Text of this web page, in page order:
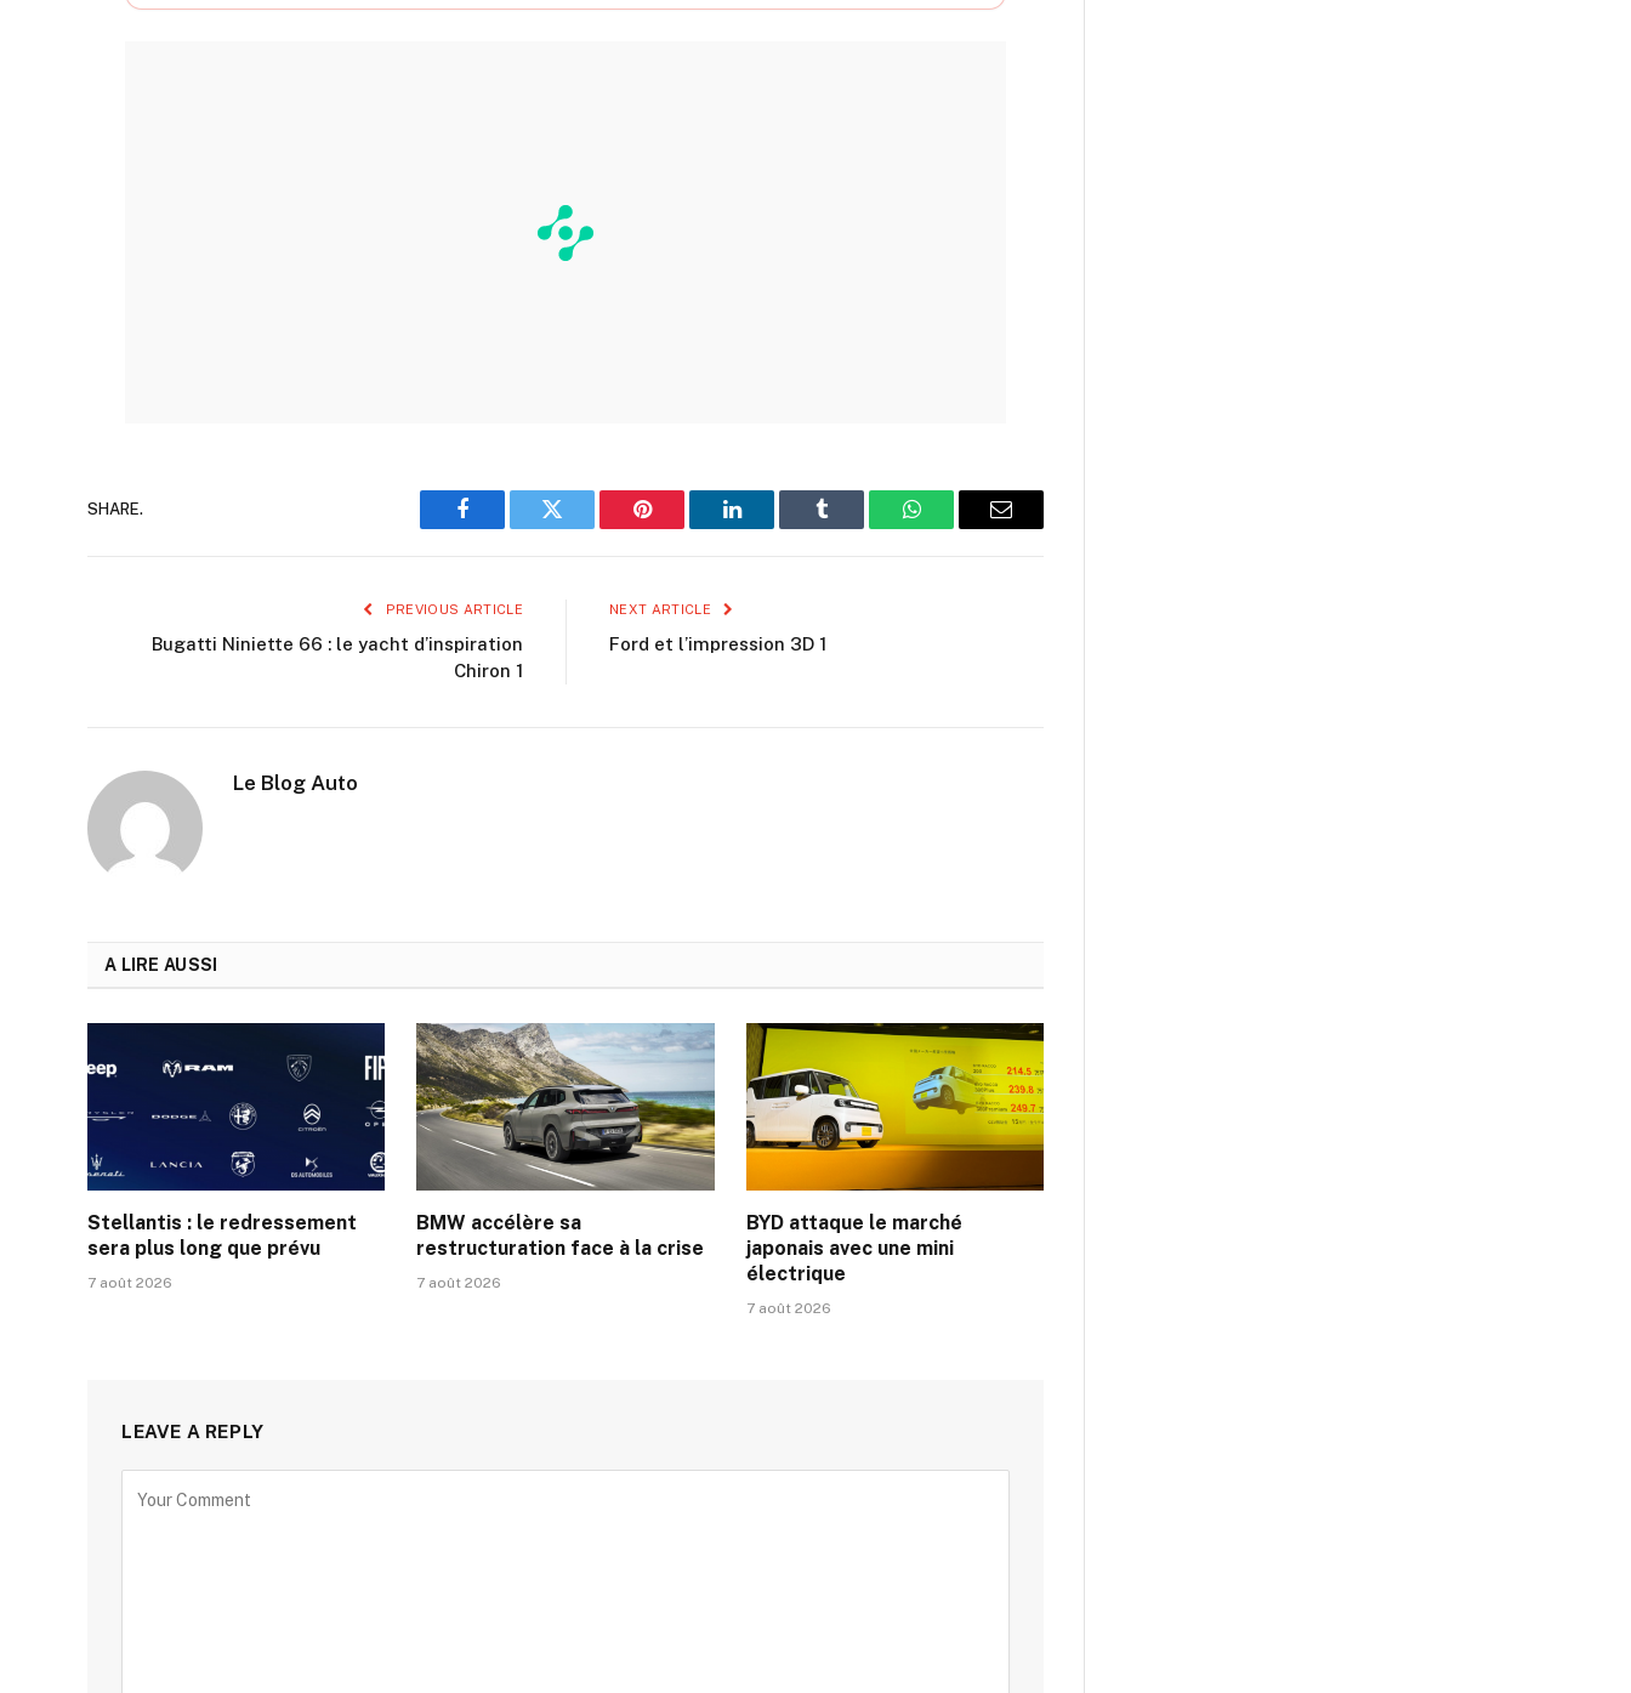
SHARE.
Facebook Twitter Pinterest LinkedIn Tumblr WhatsAppEmail
PREVIOUS ARTICLE
Bugatti Niniette 66 : le yacht d’inspiration
Chiron 1
NEXT ARTICLE
Ford et l’impression 3D 1
Le Blog Auto
A LIRE AUSSI
Stellantis : le redressement
sera plus long que prévu
7 août 2026
BMW accélère sa
restructuration face à la crise
7 août 2026
BYD attaque le marché
japonais avec une mini
électrique
7 août 2026
LEAVE A REPLY